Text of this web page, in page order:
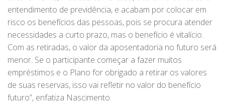
entendimento de previdência, e acabam por colocar em
risco os benefícios das pessoas, pois se procura atender
necessidades a curto prazo, mas o benefício é vitalício.
Com as retiradas, o valor da aposentadoria no futuro será
menor. Se o participante começar a fazer muitos
empréstimos e o Plano for obrigado a retirar os valores
de suas reservas, isso vai refletir no valor do benefício
futuro”, enfatiza Nascimento.